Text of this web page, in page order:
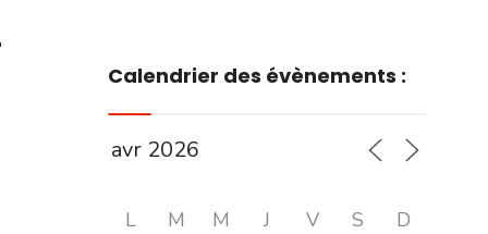
Calendrier des évènements :
L M M J V S D